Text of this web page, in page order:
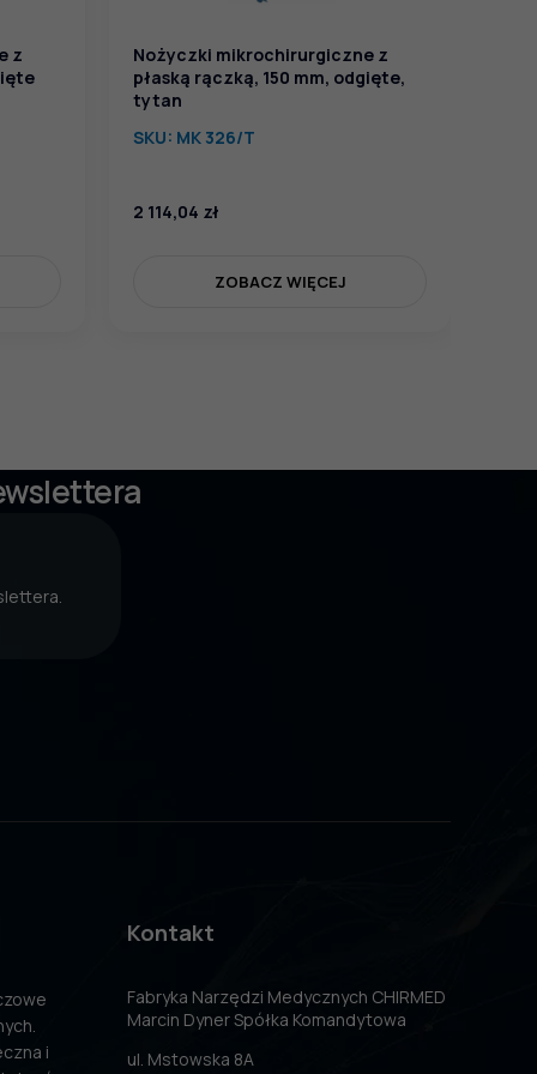
z
Nożyczki mikrochirurgiczne z
płaską rączką, 150 mm, odgięte,
tytan
SKU: MK 326/T
2 114,04 zł
ZOBACZ WIĘCEJ
i
Kontakt
Fabryka Narzędzi Medycznych CHIRMED
Marcin Dyner Spółka Komandytowa
ul. Mstowska 8A